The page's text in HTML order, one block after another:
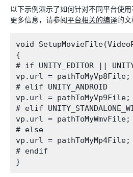
以下示例演示了如何针对不同平台使
更多信息，请参阅平台相关的编译的文
void
{
# if UNITY_EDITOR ||
vp.url = pathToMyVp8File;
# elif UNITY_ANDROID
vp.url = pathToMyVp9File;
# elif
vp.url = pathToMyWmvFile;
# else
vp.url = pathToMyMp4File;
# endif